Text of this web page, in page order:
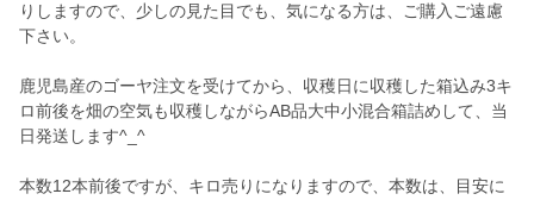
りしますので、少しの見た目でも、気になる方は、ご購入ご遠慮
下さい。
鹿児島産のゴーヤ注文を受けてから、収穫日に収穫した箱込み3キ
ロ前後を畑の空気も収穫しながらAB品大中小混合箱詰めして、当
日発送します^_^
本数12本前後ですが、キロ売りになりますので、本数は、目安に